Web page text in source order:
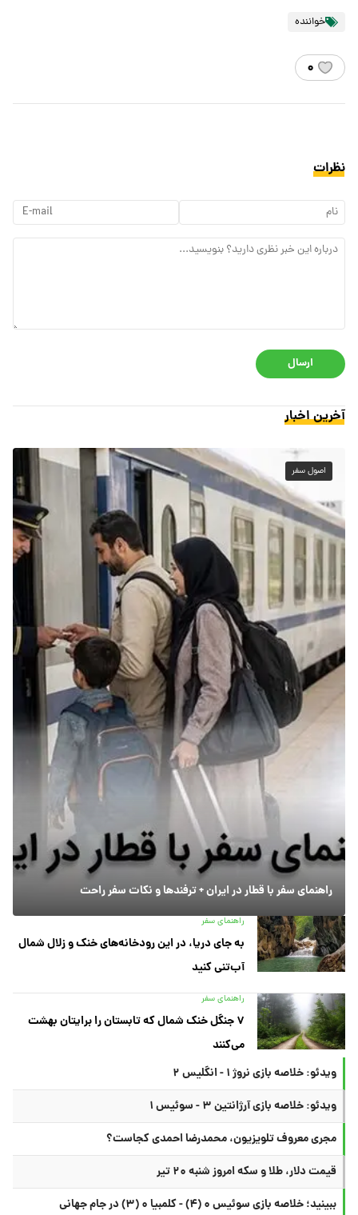
خواننده
۰
نظرات
ارسال
آخرین اخبار
اصول سفر
راهنمای سفر با قطار در ایران + ترفندها و نکات سفر راحت
راهنمای سفر
به جای دریا، در این رودخانه‌های خنک و زلال شمال
آب‌تنی کنید
راهنمای سفر
۷ جنگل خنک شمال که تابستان را برایتان بهشت
می‌کنند
ویدئو: خلاصه بازی نروژ ۱ - انگلیس ۲
ویدئو: خلاصه بازی آرژانتین ۳ - سوئیس ۱
مجری معروف تلویزیون، محمدرضا احمدی کجاست؟
قیمت دلار، طلا و سکه امروز شنبه ۲۰ تیر
ببینید؛ خلاصه بازی سوئیس ۰ (۴) - کلمبیا ۰ (۳) در جام جهانی